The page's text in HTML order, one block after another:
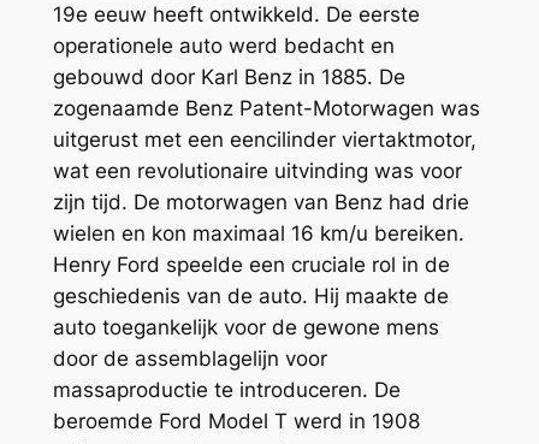
19e eeuw heeft ontwikkeld. De eerste
operationele auto werd bedacht en
gebouwd door Karl Benz in 1885. De
zogenaamde Benz Patent-Motorwagen was
uitgerust met een eencilinder viertaktmotor,
wat een revolutionaire uitvinding was voor
zijn tijd. De motorwagen van Benz had drie
wielen en kon maximaal 16 km/u bereiken.
Henry Ford speelde een cruciale rol in de
geschiedenis van de auto. Hij maakte de
auto toegankelijk voor de gewone mens
door de assemblagelijn voor
massaproductie te introduceren. De
beroemde Ford Model T werd in 1908